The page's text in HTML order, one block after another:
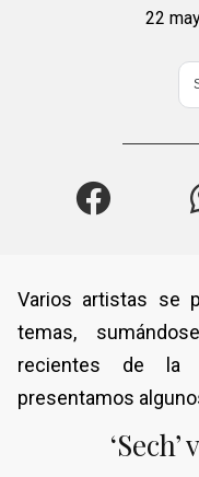
22
Varios artistas se
temas,
recientes de la
presentamos